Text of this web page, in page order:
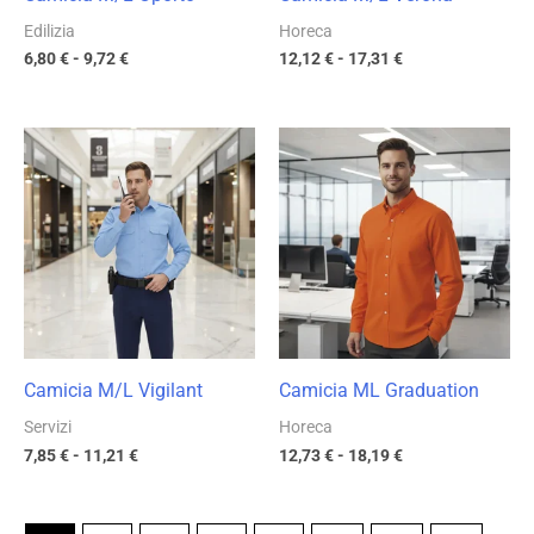
Edilizia
6,80€- 9,72€
Horeca
12,12€- 17,31 €
Camicia M/L Vigilant
Servizi
7,85€- 11,21 €
Fascia
di
prezzo:
da
7,85 €
11,21 €
Camicia ML Graduation
Horeca
12,73€- 18,19€
Fascia
di
prezzo:
da
12,73 €
18,19 €